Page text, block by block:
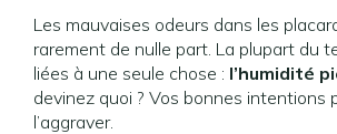
Les mauvaises odeurs dans les
rarement de nulle part. La plupart du
liées à une seule chose : l’humidité
devinez quoi ? Vos bonnes intentions
l’aggraver.